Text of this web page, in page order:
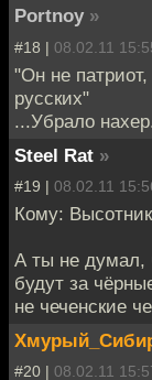
Portnoy »
#18 | 08.02.11
"Он не
русских"
...Убрало
Steel Rat »
#19 | 08.02.11
Кому:
А ты не думал,
будут за
не чеченские
#20 | 08.02.11